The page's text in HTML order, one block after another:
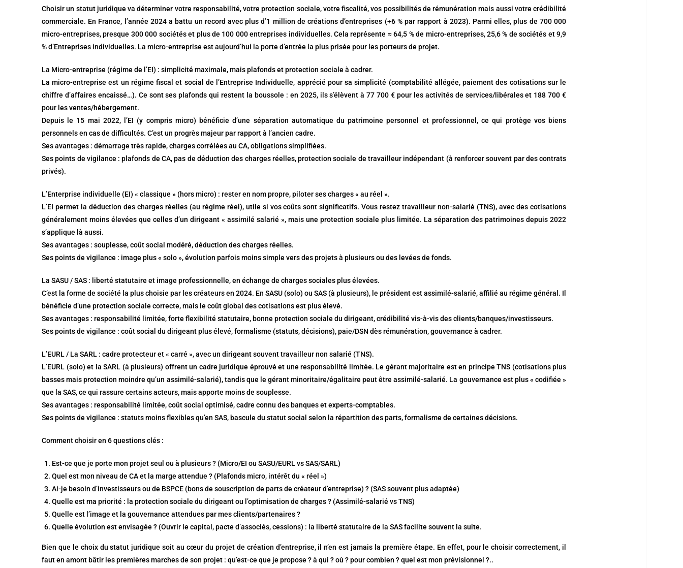
Choisir un statut juridique va déterminer votre responsabilité, votre protection sociale, votre fiscalité, vos possibilités de rémunération mais aussi votre crédibilité
commerciale. En France, l’année 2024 a battu un record avec plus d’1 million de créations d’entreprises (+6 % par rapport à 2023). Parmi elles, plus de 700 000
micro-entreprises, presque 300 000 sociétés et plus de 100 000 entreprises individuelles. Cela représente ≈ 64,5 % de micro-entreprises, 25,6 % de sociétés et 9,9
% d’Entreprises individuelles. La micro-entreprise est aujourd’hui la porte d’entrée la plus prisée pour les porteurs de projet.
La Micro-entreprise (régime de l’EI) : simplicité maximale, mais plafonds et protection sociale à cadrer.
La micro-entreprise est un régime fiscal et social de l’Entreprise Individuelle, apprécié pour sa simplicité (comptabilité allégée, paiement des cotisations sur le
chiffre d’affaires encaissé…). Ce sont ses plafonds qui restent la boussole : en 2025, ils s’élèvent à 77 700 € pour les activités de services/libérales et 188 700 €
pour les ventes/hébergement.
Depuis le 15 mai 2022, l’EI (y compris micro) bénéficie d’une séparation automatique du patrimoine personnel et professionnel, ce qui protège vos biens
personnels en cas de difficultés. C’est un progrès majeur par rapport à l’ancien cadre.
Ses avantages : démarrage très rapide, charges corrélées au CA, obligations simplifiées.
Ses points de vigilance : plafonds de CA, pas de déduction des charges réelles, protection sociale de travailleur indépendant (à renforcer souvent par des contrats
privés).
L’Enterprise individuelle (EI) « classique » (hors micro) : rester en nom propre, piloter ses charges « au réel ».
L’EI permet la déduction des charges réelles (au régime réel), utile si vos coûts sont significatifs. Vous restez travailleur non-salarié (TNS), avec des cotisations
généralement moins élevées que celles d’un dirigeant « assimilé salarié », mais une protection sociale plus limitée. La séparation des patrimoines depuis 2022
s’applique là aussi.
Ses avantages : souplesse, coût social modéré, déduction des charges réelles.
Ses points de vigilance : image plus « solo », évolution parfois moins simple vers des projets à plusieurs ou des levées de fonds.
La SASU / SAS : liberté statutaire et image professionnelle, en échange de charges sociales plus élevées.
C’est la forme de société la plus choisie par les créateurs en 2024. En SASU (solo) ou SAS (à plusieurs), le président est assimilé-salarié, affilié au régime général. Il
bénéficie d’une protection sociale correcte, mais le coût global des cotisations est plus élevé.
Ses avantages : responsabilité limitée, forte flexibilité statutaire, bonne protection sociale du dirigeant, crédibilité vis-à-vis des clients/banques/investisseurs.
Ses points de vigilance : coût social du dirigeant plus élevé, formalisme (statuts, décisions), paie/DSN dès rémunération, gouvernance à cadrer.
L’EURL / La SARL : cadre protecteur et « carré », avec un dirigeant souvent travailleur non salarié (TNS).
L’EURL (solo) et la SARL (à plusieurs) offrent un cadre juridique éprouvé et une responsabilité limitée. Le gérant majoritaire est en principe TNS (cotisations plus
basses mais protection moindre qu’un assimilé-salarié), tandis que le gérant minoritaire/égalitaire peut être assimilé-salarié. La gouvernance est plus « codifiée »
que la SAS, ce qui rassure certains acteurs, mais apporte moins de souplesse.
Ses avantages : responsabilité limitée, coût social optimisé, cadre connu des banques et experts-comptables.
Ses points de vigilance : statuts moins flexibles qu’en SAS, bascule du statut social selon la répartition des parts, formalisme de certaines décisions.
Comment choisir en 6 questions clés :
Est-ce que je porte mon projet seul ou à plusieurs ? (Micro/EI ou SASU/EURL vs SAS/SARL)
Quel est mon niveau de CA et la marge attendue ? (Plafonds micro, intérêt du « réel »)
Ai-je besoin d’investisseurs ou de BSPCE (bons de souscription de parts de créateur d’entreprise) ? (SAS souvent plus adaptée)
Quelle est ma priorité : la protection sociale du dirigeant ou l’optimisation de charges ? (Assimilé-salarié vs TNS)
Quelle est l’image et la gouvernance attendues par mes clients/partenaires ?
Quelle évolution est envisagée ? (Ouvrir le capital, pacte d’associés, cessions) : la liberté statutaire de la SAS facilite souvent la suite.
Bien que le choix du statut juridique soit au cœur du projet de création d’entreprise, il n’en est jamais la première étape. En effet, pour le choisir correctement, il
faut en amont bâtir les premières marches de son projet : qu’est-ce que je propose ? à qui ? où ? pour combien ? quel est mon prévisionnel ?..